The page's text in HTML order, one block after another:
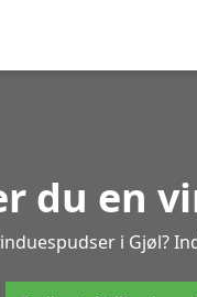
du en
i Gjøl?